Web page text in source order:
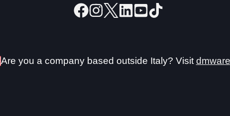
Are you a company based outside Italy? Visit